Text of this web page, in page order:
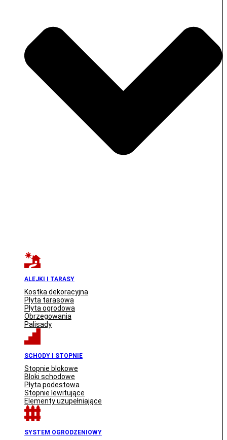
ALEJKI I TARASY
Kostka dekoracyjna
Płyta tarasowa
Płyta ogrodowa
Obrzegowania
Palisady
SCHODY I STOPNIE
Stopnie blokowe
Bloki schodowe
Płyta podestowa
Stopnie lewitujące
Elementy uzupełniające
SYSTEM OGRODZENIOWY